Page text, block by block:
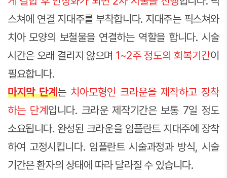
스쳐에 연결 지대주를 부착합니다. 지대주는 픽스쳐와
치아 모양의 보철물을 연결하는 역할을 합니다. 시술
시간은 오래 결리지 않으며 1~2주 정도의 회복기간이
필요합니다.
마지막 단계는 치아모형인 크라운을 제작하고 장착
하는 단계 입니다. 크라운 제작기간은 보통 7일 정도
소요됩니다. 완성된 크라운을 임플란트 지대주에 장착
하여 고정시킵니다. 임플란트 시술과정과 방식, 시술
기간은 환자의 상태에 따라 달라질 수 있습니다.